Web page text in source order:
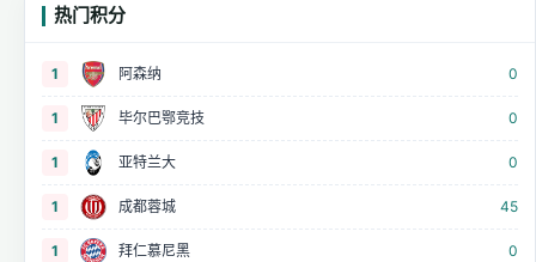
热门积分
1 阿森纳 0
1 毕尔巴鄂竞技 0
1 亚特兰大 0
1 成都蓉城 45
1 拜仁慕尼黑 0